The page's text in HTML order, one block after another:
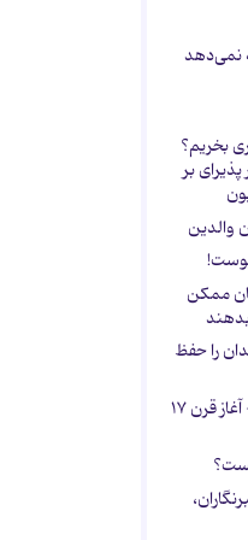
نمی‌دهد
بخریم؟
بر
والدین
زمان ممکن
را حفظ
آیین کهن «نوروزبل» - آغاز قرن ۱۷